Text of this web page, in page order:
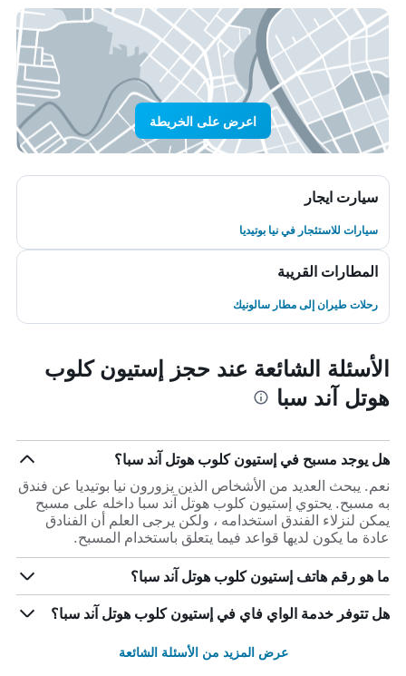
اعرض على الخريطة
سيارت ايجار
سيارات للاستئجار في نيا بوتيديا
المطارات القريبة
رحلات طيران إلى مطار سالونيك
الأسئلة الشائعة عند حجز إستيون كلوب
هوتل آند سبا
هل يوجد مسبح في إستيون كلوب هوتل آند سبا؟
نعم. يبحث العديد من الأشخاص الذين يزورون نيا بوتيديا عن فندق
به مسبح. يحتوي إستيون كلوب هوتل آند سبا داخله على مسبح
يمكن لنزلاء الفندق استخدامه ، ولكن يرجى العلم أن الفنادق
عادة ما يكون لديها قواعد فيما يتعلق باستخدام المسبح.
ما هو رقم هاتف إستيون كلوب هوتل آند سبا؟
هل تتوفر خدمة الواي فاي في إستيون كلوب هوتل آند سبا؟
عرض المزيد من الأسئلة الشائعة